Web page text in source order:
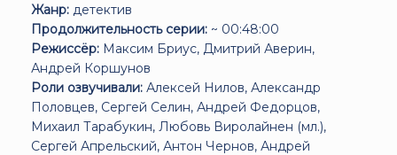
Жанр: детектив
Продолжительность серии: ~ 00:48:00
Режиссёр: Максим Бриус, Дмитрий Аверин,
Андрей Коршунов
Роли озвучивали: Алексей Нилов, Александр
Половцев, Сергей Селин, Андрей Федорцов,
Михаил Тарабукин, Любовь Виролайнен (мл.),
Сергей Апрельский, Антон Чернов, Андрей